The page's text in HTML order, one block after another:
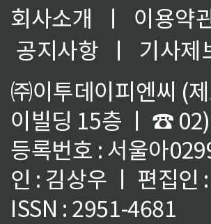
회사소개 ㅣ
이용약
공지사항
ㅣ
기사제
㈜이투데이피엔씨 (
이빌딩 15층 ㅣ ☎
등록번호 : 서울아
인 : 김상우 ㅣ 편집인
ISSN : 2951-4681